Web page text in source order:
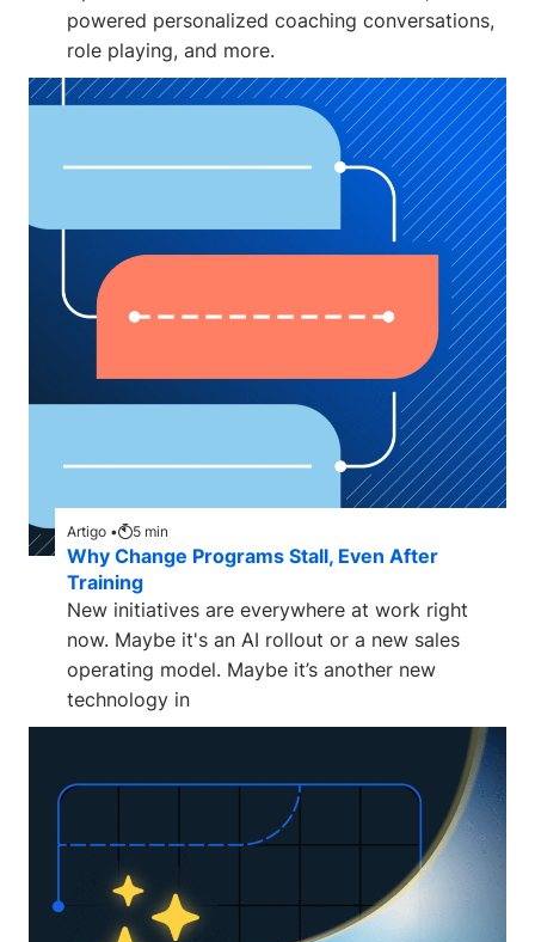
powered personalized coaching conversations,
role playing, and more.
Artigo • 5 min
Why Change Programs Stall, Even After
Training
New initiatives are everywhere at work right
now. Maybe it's an AI rollout or a new sales
operating model. Maybe it’s another new
technology in